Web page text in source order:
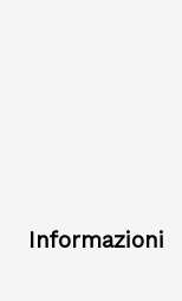
Informazioni